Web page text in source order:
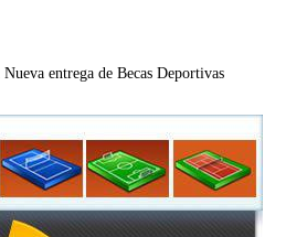
Nueva entrega de Becas Deportivas